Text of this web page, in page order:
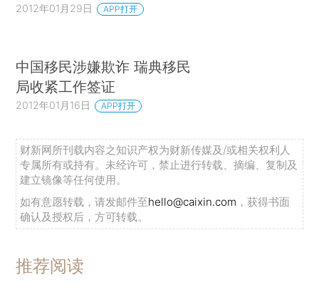
2012年01月29日 APP打开
中国移民涉嫌欺诈 瑞典移民
局收紧工作签证
2012年01月16日 APP打开
财新网所刊载内容之知识产权为财新传媒及/或相关权利人
专属所有或持有。未经许可，禁止进行转载、摘编、复制及
建立镜像等任何使用。
如有意愿转载，请发邮件至hello@caixin.com ，获得书面
确认及授权后，方可转载。
推荐阅读